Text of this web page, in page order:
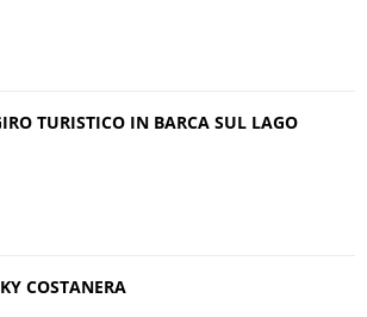
TURISTICO IN BARCA SUL LAGO
COSTANERA